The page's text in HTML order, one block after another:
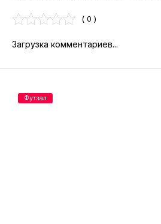
( 0 )
Загрузка комментариев...
Футзал